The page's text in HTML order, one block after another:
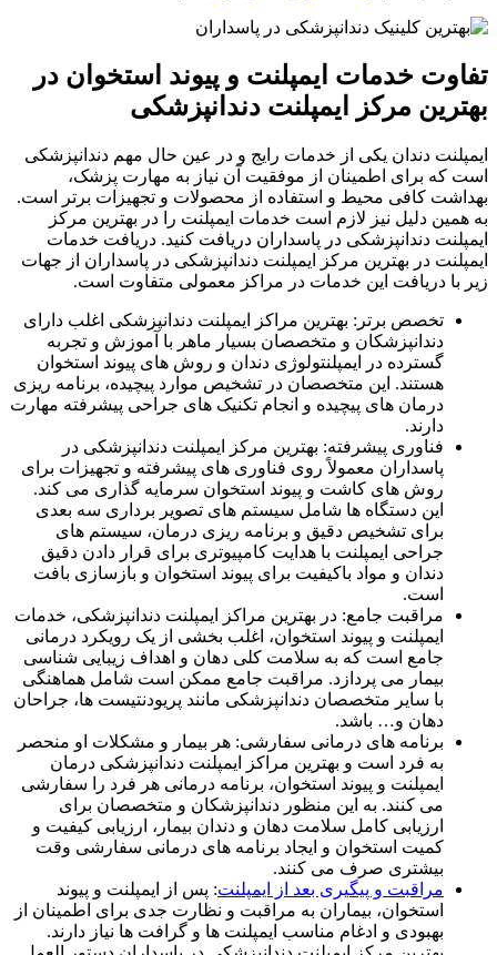
تفاوت خدمات ایمپلنت و پیوند استخوان در
بهترین مرکز ایمپلنت دندانپزشکی
ایمپلنت دندان یکی از خدمات رایج و در عین حال مهم دندانپزشکی
است که برای اطمینان از موفقیت آن نیاز به مهارت پزشک،
بهداشت کافی محیط و استفاده از محصولات و تجهیزات برتر است.
به همین دلیل نیز لازم است خدمات ایمپلنت را در بهترین مرکز
ایمپلنت دندانپزشکی در پاسداران دریافت کنید. دریافت خدمات
ایمپلنت در بهترین مرکز ایمپلنت دندانپزشکی در پاسداران از جهات
زیر با دریافت این خدمات در مراکز معمولی متفاوت است.
تخصص برتر: بهترین مراکز ایمپلنت دندانپزشکی اغلب دارای
دندانپزشکان و متخصصان بسیار ماهر با آموزش و تجربه
گسترده در ایمپلنتولوژی دندان و روش های پیوند استخوان
هستند. این متخصصان در تشخیص موارد پیچیده، برنامه ریزی
درمان های پیچیده و انجام تکنیک های جراحی پیشرفته مهارت
دارند.
فناوری پیشرفته: بهترین مرکز ایمپلنت دندانپزشکی در
پاسداران معمولاً روی فناوری های پیشرفته و تجهیزات برای
روش‌ های کاشت و پیوند استخوان سرمایه ‌گذاری می ‌کند.
این دستگاه ها شامل سیستم‌ های تصویر برداری سه‌ بعدی
برای تشخیص دقیق و برنامه ‌ریزی درمان، سیستم های
جراحی ایمپلنت با هدایت کامپیوتری برای قرار دادن دقیق
دندان و مواد باکیفیت برای پیوند استخوان و بازسازی بافت
است.
مراقبت جامع: در بهترین مراکز ایمپلنت دندانپزشکی، خدمات
ایمپلنت و پیوند استخوان، اغلب بخشی از یک رویکرد درمانی
جامع است که به سلامت کلی دهان و اهداف زیبایی شناسی
بیمار می پردازد. مراقبت جامع ممکن است شامل هماهنگی
با سایر متخصصان دندانپزشکی مانند پریودنتیست ها، جراحان
دهان و… باشد.
برنامه های درمانی سفارشی: هر بیمار و مشکلات او منحصر
به فرد است و بهترین مراکز ایمپلنت دندانپزشکی درمان
ایمپلنت و پیوند استخوان، برنامه درمانی هر فرد را سفارشی
می کنند. به این منظور دندانپزشکان و متخصصان برای
ارزیابی کامل سلامت دهان و دندان بیمار، ارزیابی کیفیت و
کمیت استخوان و ایجاد برنامه های درمانی سفارشی وقت
بیشتری صرف می کنند.
مراقبت و پیگیری بعد از ایمپلنت: پس از ایمپلنت و پیوند
استخوان، بیماران به مراقبت و نظارت جدی برای اطمینان از
بهبودی و ادغام مناسب ایمپلنت ها و گرافت ها نیاز دارند.